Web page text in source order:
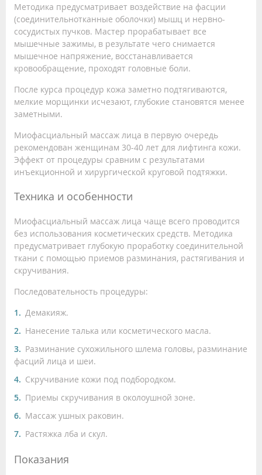
Методика предусматривает воздействие на фасции
(соединительнотканные оболочки) мышц и нервно-
сосудистых пучков. Мастер прорабатывает все
мышечные зажимы, в результате чего снимается
мышечное напряжение, восстанавливается
кровообращение, проходят головные боли.
После курса процедур кожа заметно подтягиваются,
мелкие морщинки исчезают, глубокие становятся менее
заметными.
Миофасциальный массаж лица в первую очередь
рекомендован женщинам 30-40 лет для лифтинга кожи.
Эффект от процедуры сравним с результатами
инъекционной и хирургической круговой подтяжки.
Техника и особенности
Миофасциальный массаж лица чаще всего проводится
без использования косметических средств. Методика
предусматривает глубокую проработку соединительной
ткани с помощью приемов разминания, растягивания и
скручивания.
Последовательность процедуры:
Демакияж.
Нанесение талька или косметического масла.
Разминание сухожильного шлема головы, разминание
фасций лица и шеи.
Скручивание кожи под подбородком.
Приемы скручивания в околоушной зоне.
Массаж ушных раковин.
Растяжка лба и скул.
Показания